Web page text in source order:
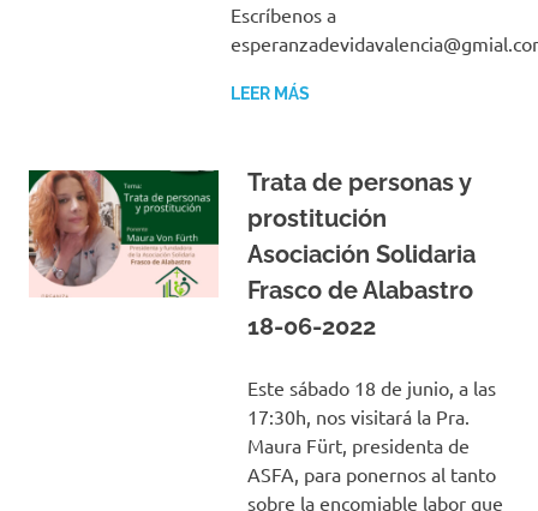
Escríbenos a
LEER MÁS
Trata de personas y
prostitución
Asociación Solidaria
Frasco de Alabastro
18-06-2022
Este sábado 18 de junio, a las
17:30h, nos visitará la Pra.
Maura Fürt, presidenta de
ASFA, para ponernos al tanto
sobre la encomiable labor que